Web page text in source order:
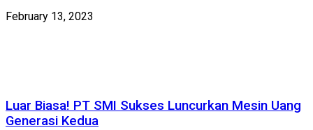
February 13, 2023
Luar Biasa! PT SMI Sukses Luncurkan Mesin Uang
Generasi Kedua